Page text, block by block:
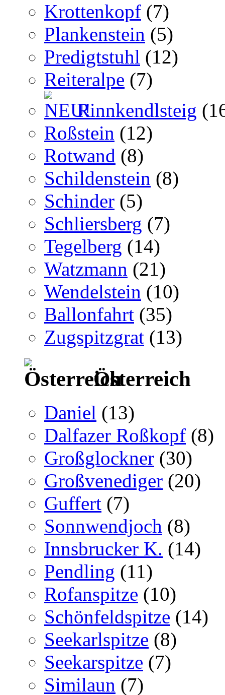
Krottenkopf (7)
Plankenstein (5)
Predigtstuhl (12)
Reiteralpe (7)
Rinnkendlsteig
Roßstein (12)
Rotwand (8)
Schildenstein (8)
Schinder (5)
Schliersberg (7)
Tegelberg (14)
Watzmann (21)
Wendelstein (10)
Ballonfahrt (35)
Zugspitzgrat (13)
Österreich
Daniel (13)
Dalfazer Roßkopf (8)
Großglockner (30)
Großvenediger (20)
Guffert (7)
Sonnwendjoch (8)
Innsbrucker K. (14)
Pendling (11)
Rofanspitze (10)
Schönfeldspitze (14)
Seekarlspitze (8)
Seekarspitze (7)
Similaun (7)